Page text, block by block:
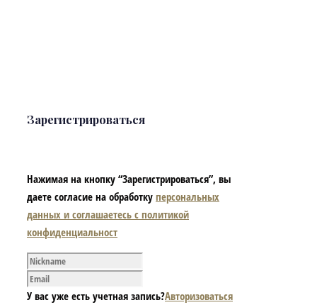
Зарегистрироваться
Нажимая на кнопку “Зарегистрироваться”, вы
даете согласие на обработку персональных
данных и соглашаетесь с политикой
конфиденциальност
У вас уже есть учетная запись?Авторизоваться